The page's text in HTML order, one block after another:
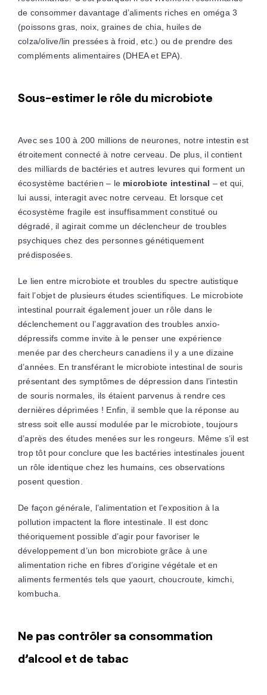
de consommer davantage d’aliments riches en oméga 3
(poissons gras, noix, graines de chia, huiles de
colza/olive/lin pressées à froid, etc.) ou de prendre des
compléments alimentaires (DHEA et EPA).
Sous-estimer le rôle du microbiote
Avec ses 100 à 200 millions de neurones, notre intestin est
étroitement connecté à notre cerveau. De plus, il contient
des milliards de bactéries et autres levures qui forment un
écosystème bactérien – le microbiote intestinal – et qui,
lui aussi, interagit avec notre cerveau. Et lorsque cet
écosystème fragile est insuffisamment constitué ou
dégradé, il agirait comme un déclencheur de troubles
psychiques chez des personnes génétiquement
prédisposées.
Le lien entre microbiote et troubles du spectre autistique
fait l’objet de plusieurs études scientifiques. Le microbiote
intestinal pourrait également jouer un rôle dans le
déclenchement ou l’aggravation des troubles anxio-
dépressifs comme invite à le penser une expérience
menée par des chercheurs canadiens il y a une dizaine
d’années. En transférant le microbiote intestinal de souris
présentant des symptômes de dépression dans l’intestin
de souris normales, ils étaient parvenus à rendre ces
dernières déprimées ! Enfin, il semble que la réponse au
stress soit elle aussi modulée par le microbiote, toujours
d’après des études menées sur les rongeurs. Même s’il est
trop tôt pour conclure que les bactéries intestinales jouent
un rôle identique chez les humains, ces observations
posent question.
De façon générale, l’alimentation et l’exposition à la
pollution impactent la flore intestinale. Il est donc
théoriquement possible d’agir pour favoriser le
développement d’un bon microbiote grâce à une
alimentation riche en fibres d’origine végétale et en
aliments fermentés tels que yaourt, choucroute, kimchi,
kombucha.
Ne pas contrôler sa consommation
d’alcool et de tabac